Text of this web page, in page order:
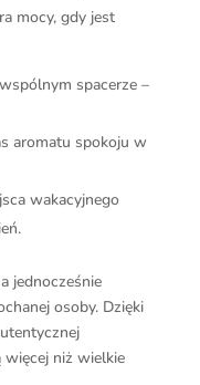
mocy, gdy jest
spacerze –
aromatu spokoju w
wakacyjnego
jednocześnie
osoby. Dzięki
więcej niż wielkie